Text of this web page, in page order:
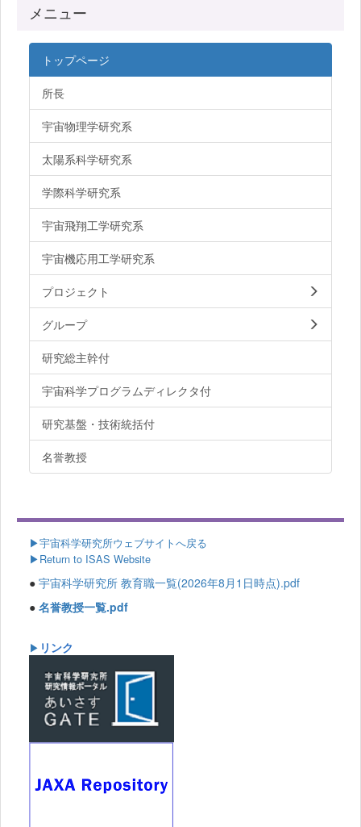
メニュー
トップページ
所長
宇宙物理学研究系
太陽系科学研究系
学際科学研究系
宇宙飛翔工学研究系
宇宙機応用工学研究系
プロジェクト
グループ
研究総主幹付
宇宙科学プログラムディレクタ付
研究基盤・技術統括付
名誉教授
▶宇宙科学研究所ウェブサイトへ戻る
▶Return to ISAS Website
● 宇宙科学研究所 教育職一覧(2026年8月1日時点).pdf
● 名誉教授一覧.pdf
▶ リンク